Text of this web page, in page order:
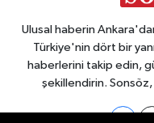
Ulusal haberin
Türkiye'nin dört bir
haberlerini takip edin,
şekillendirin.